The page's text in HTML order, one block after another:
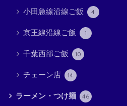
小田急線沿線ご飯 4
京王線沿線ご飯 1
千葉西部ご飯 10
チェーン店 14
ラーメン・つけ麺 46